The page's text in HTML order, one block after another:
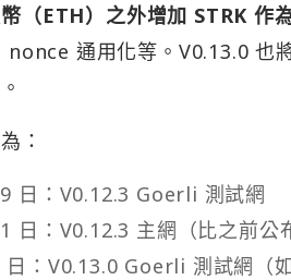
（ETH）之外增加 STRK 作
通用化等。V0.13.0 也
：
日：V0.12.3 Goerli 測試網
日：V0.12.3 主網（比之前公
：V0.13.0 Goerli 測試網（